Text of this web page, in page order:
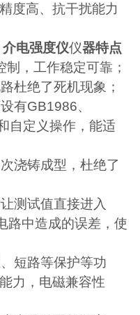
度高、抗干扰能力
电强度仪仪器特点
，工作稳定可靠；
杜绝了死机现象；
有GB1986、
自定义操作，能适
浇铸成型，杜绝了
测试值直接进入
路中造成的误差，使
短路等保护等功
力，电磁兼容性